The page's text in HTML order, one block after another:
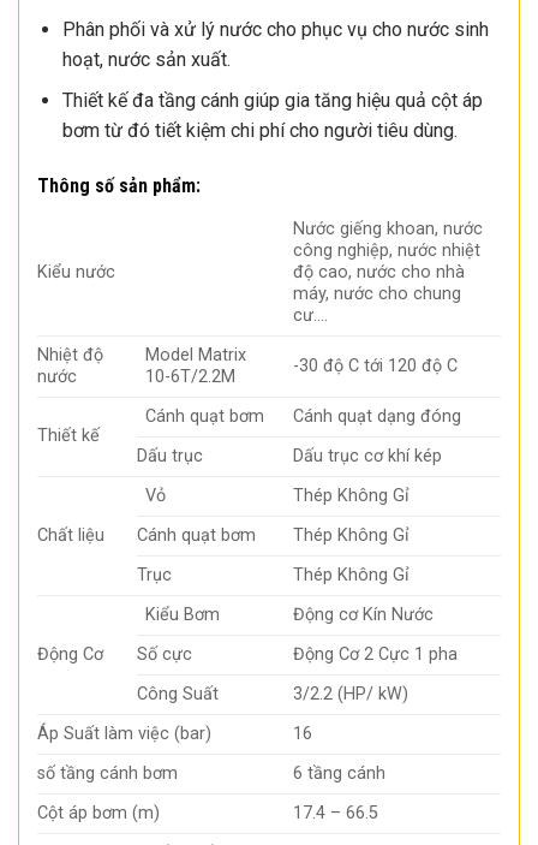
Phân phối và xử lý nước cho phục vụ cho nước sinh
hoạt, nước sản xuất.
Thiết kế đa tầng cánh giúp gia tăng hiệu quả cột áp
bơm từ đó tiết kiệm chi phí cho người tiêu dùng.
Thông số sản phẩm:
Kiểu nước
Nước giếng khoan, nước
công nghiệp, nước nhiệt
độ cao, nước cho nhà
máy, nước cho chung
cư….
Nhiệt độ
nước
Model Matrix
10-6T/2.2M
-30 độ C tới 120 độ C
Thiết kế
Cánh quạt bơm
Cánh quạt dạng đóng
Dấu trục
Dấu trục cơ khí kép
Chất liệu
Vỏ
Thép Không Gỉ
Cánh quạt bơm
Thép Không Gỉ
Trục
Thép Không Gỉ
Động Cơ
Kiểu Bơm
Động cơ Kín Nước
Số cực
Động Cơ 2 Cực 1 pha
Công Suất
3/2.2 (HP/ kW)
Áp Suất làm việc (bar)
16
số tầng cánh bơm
6 tầng cánh
Cột áp bơm (m)
17.4 – 66.5